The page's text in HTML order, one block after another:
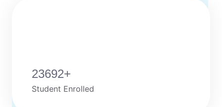
23692+
Student Enrolled